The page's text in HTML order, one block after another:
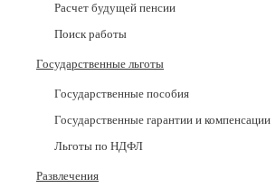
Расчет будущей пенсии
Поиск работы
Государственные льготы
Государственные пособия
Государственные гарантии и компенсации
Льготы по НДФЛ
Развлечения